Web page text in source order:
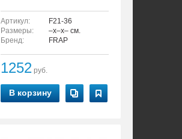
Артикул:
F21-36
Размеры:
–x–x– см.
Бренд:
FRAP
1252 руб.
В корзину